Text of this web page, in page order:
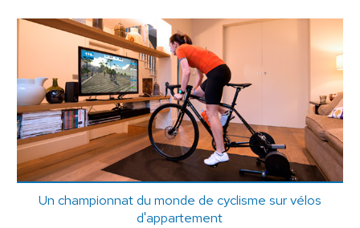
Un championnat du monde de cyclisme sur vélos
d'appartement